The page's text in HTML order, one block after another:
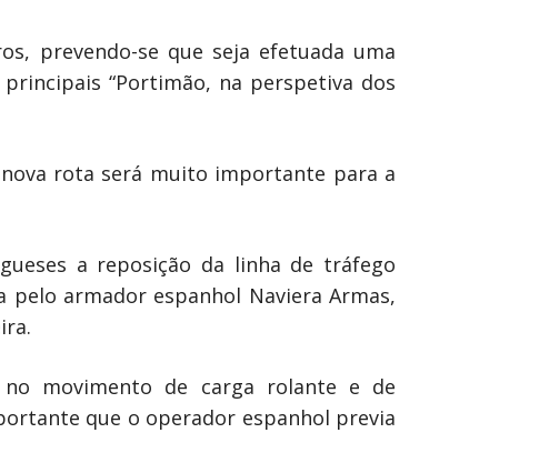
prevendo-se que seja efetuada uma
“Portimão, na perspetiva dos
rota será muito importante para a
a reposição da linha de tráfego
armador espanhol Naviera Armas,
movimento de carga rolante e de
que o operador espanhol previa